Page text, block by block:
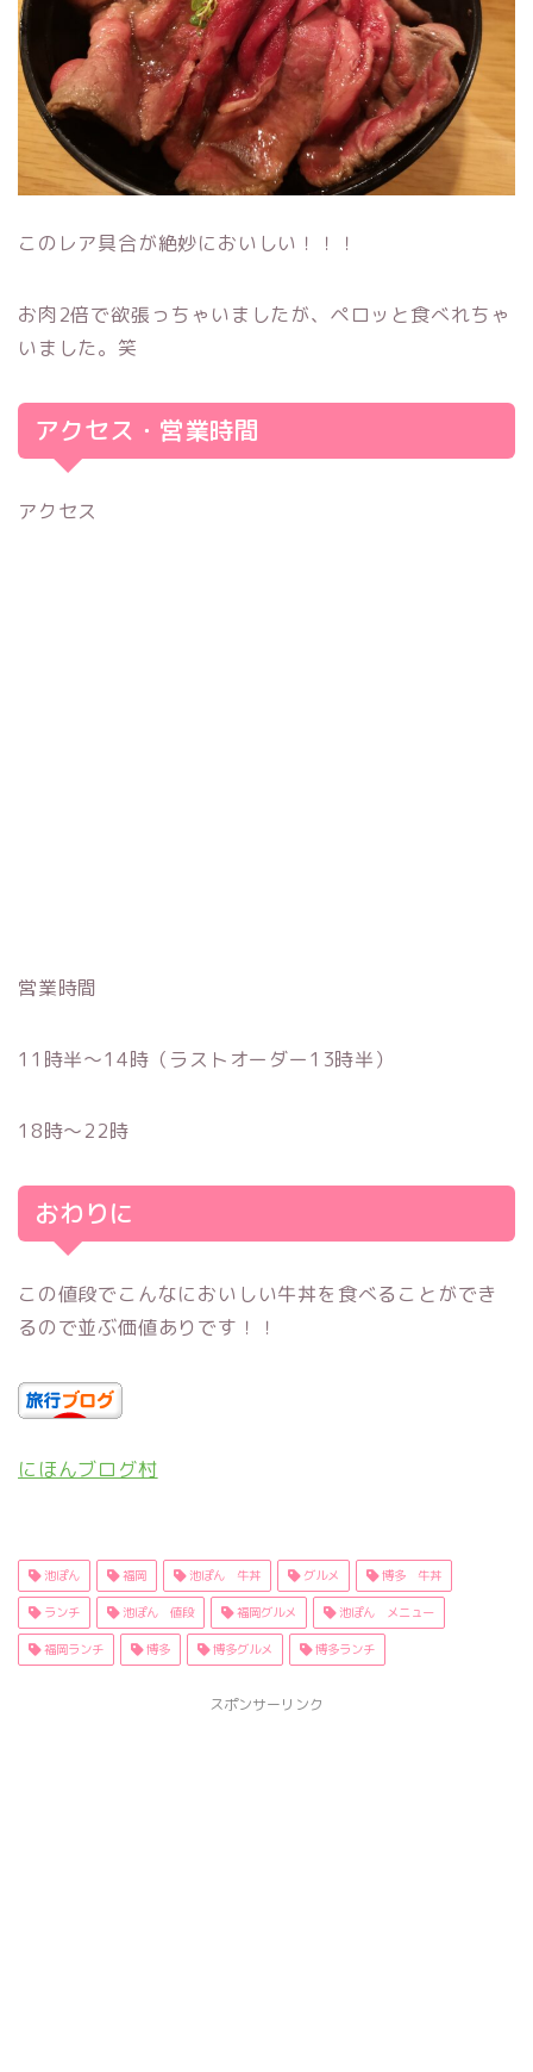
このレア具合が絶妙においしい！！！
お肉2倍で欲張っちゃいましたが、ペロッと食べれちゃ
いました。笑
アクセス・営業時間
アクセス
営業時間
11時半～14時（ラストオーダー13時半）
18時～22時
おわりに
この値段でこんなにおいしい牛丼を食べることができ
るので並ぶ価値ありです！！
にほんブログ村
池ぽん 福岡 池ぽん 牛丼 グルメ 博多 牛丼
ランチ 池ぽん 値段 福岡グルメ 池ぽん メニュー
福岡ランチ 博多 博多グルメ 博多ランチ
スポンサーリンク